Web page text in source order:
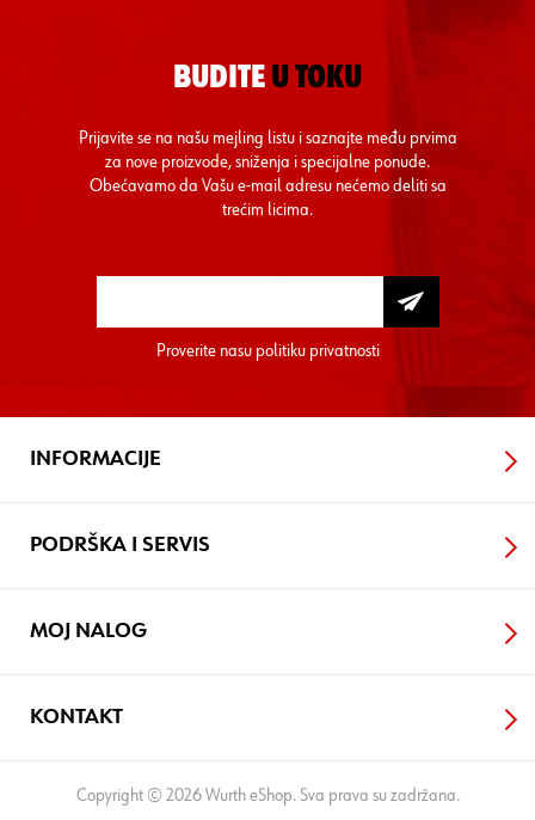
BUDITE U TOKU
Prijavite se na našu mejling listu i saznajte među prvima
za nove proizvode, sniženja i specijalne ponude.
Obećavamo da Vašu e-mail adresu nećemo deliti sa
trećim licima.
Proverite nasu politiku privatnosti
INFORMACIJE
PODRŠKA I SERVIS
MOJ NALOG
KONTAKT
Copyright © 2026 Wurth eShop. Sva prava su zadržana.